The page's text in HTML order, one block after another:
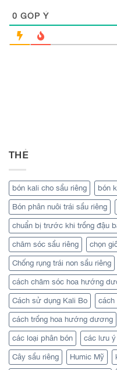
0 GÓP Ý
THẺ
bón kali cho sầu riêng bón
Bón phân nuôi trái sầu riêng
chuẩn bị trước khi trồng đậu
chăm sóc sầu riêng chọn
Chống rụng trái non sầu riêng
cách chăm sóc hoa hướng
Cách sử dụng Kali Bo cách
cách trồng hoa hướng dương
các loại phân bón các lưu ý
Cây sầu riêng Humic Mỹ